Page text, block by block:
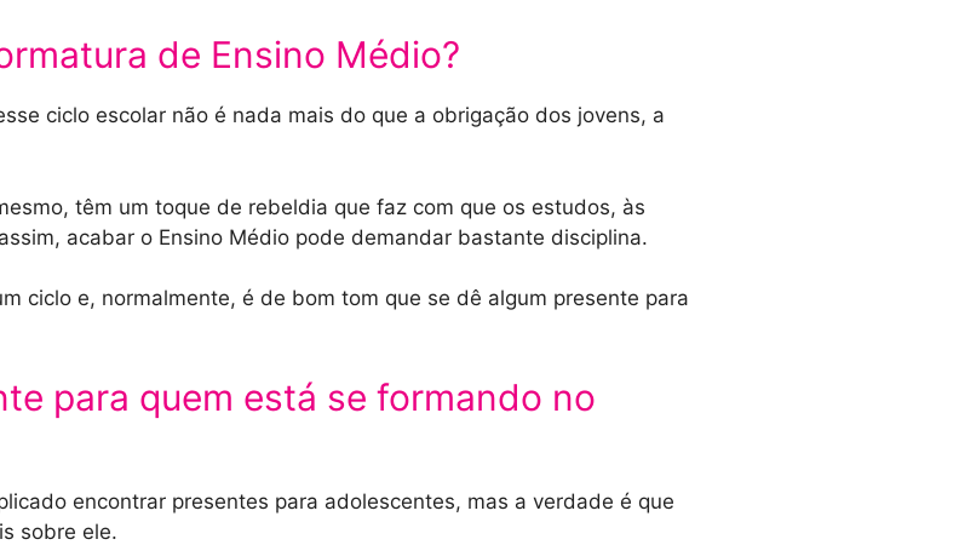
de Ensino Médio?
ciclo escolar não é nada mais do que a obrigação dos jovens, a
têm um toque de rebeldia que faz com que os estudos, às
acabar o Ensino Médio pode demandar bastante disciplina.
ciclo e, normalmente, é de bom tom que se dê algum presente para
para quem está se formando no
encontrar presentes para adolescentes, mas a verdade é que
sobre ele.